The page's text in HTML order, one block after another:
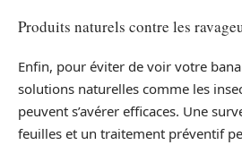
Produits naturels contre les
Enfin, pour éviter de voir votre
solutions naturelles comme les
peuvent s’avérer efficaces. Une
feuilles et un traitement préventif